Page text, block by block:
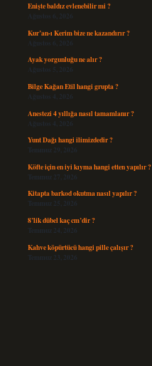
Enişte baldız evlenebilir mi ?
Ağustos 6, 2026
Kur’an-ı Kerim bize ne kazandırır ?
Ağustos 6, 2026
Ayak yorgunluğu ne alır ?
Ağustos 5, 2026
Bilge Kağan Etil hangi grupta ?
Ağustos 4, 2026
Anestezi 4 yıllığa nasıl tamamlanır ?
Ağustos 4, 2026
Yunt Dağı hangi ilimizdedir ?
Temmuz 29, 2026
Köfte için en iyi kıyma hangi etten yapılır ?
Temmuz 27, 2026
Kitapta barkod okutma nasıl yapılır ?
Temmuz 25, 2026
8’lik dübel kaç cm’dir ?
Temmuz 24, 2026
Kahve köpürtücü hangi pille çalışır ?
Temmuz 23, 2026